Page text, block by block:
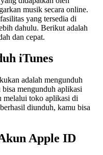
musik secara online.
yang tersedia di
dahulu. Berikut adalah
dan cepat.
iTunes
adalah mengunduh
mengunduh aplikasi
melalui toko aplikasi di
diunduh, kamu bisa
Apple ID